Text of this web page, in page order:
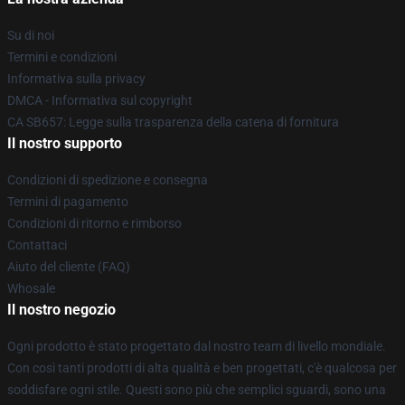
Su di noi
Termini e condizioni
Informativa sulla privacy
DMCA - Informativa sul copyright
CA SB657: Legge sulla trasparenza della catena di fornitura
Il nostro supporto
Condizioni di spedizione e consegna
Termini di pagamento
Condizioni di ritorno e rimborso
Contattaci
Aiuto del cliente (FAQ)
Whosale
Il nostro negozio
Ogni prodotto è stato progettato dal nostro team di livello mondiale.
Con così tanti prodotti di alta qualità e ben progettati, c'è qualcosa per
soddisfare ogni stile. Questi sono più che semplici sguardi, sono una